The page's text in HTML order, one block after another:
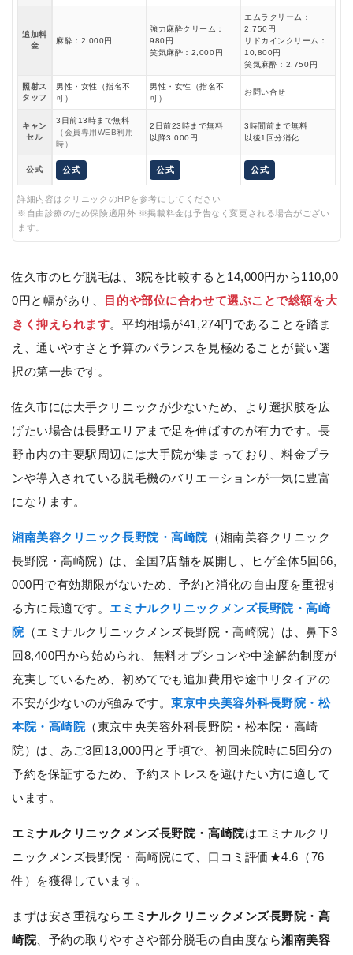
追加料
金
麻酔：2,000円
強力麻酔クリーム：
980円
笑気麻酔：2,000円
エムラクリーム：
2,750円
リドカインクリーム：
10,800円
笑気麻酔：2,750円
照射ス
タッフ
男性・女性（指名不
可）
男性・女性（指名不
可）
お問い合せ
キャン
セル
3日前13時まで無料
（会員専用WEB利用
時）
2日前23時まで無料
以降3,000円
3時間前まで無料
以後1回分消化
公式 公式 公式 公式
詳細内容はクリニックのHPを参考にしてください
※自由診療のため保険適用外 ※掲載料金は予告なく変更される場合がござい
ます。
佐久市のヒゲ脱毛は、3院を比較すると14,000円から110,00
0円と幅があり、
目的や部位に合わせて選ぶことで総額を大
きく抑えられます。平均相場が41,274円であることを踏ま
え、通いやすさと予算のバランスを見極めることが賢い選
択の第一歩です。
佐久市には大手クリニックが少ないため、より選択肢を広
げたい場合は長野エリアまで足を伸ばすのが有力です。長
野市内の主要駅周辺には大手院が集まっており、料金プラ
ンや導入されている脱毛機のバリエーションが一気に豊富
になります。
湘南美容クリニック長野院・高崎院（湘南美容クリニック
長野院・高崎院）は、全国7店舗を展開し、ヒゲ全体5回66,
000円で有効期限がないため、予約と消化の自由度を重視す
る方に最適です。 エミナルクリニックメンズ長野院・高崎
院（エミナルクリニックメンズ長野院・高崎院）は、鼻下3
回8,400円から始められ、無料オプションや中途解約制度が
充実しているため、初めてでも追加費用や途中リタイアの
不安が少ないのが強みです。東京中央美容外科長野院・松
本院・高崎院（東京中央美容外科長野院・松本院・高崎
院）は、あご3回13,000円と手頃で、初回来院時に5回分の
予約を保証するため、予約ストレスを避けたい方に適して
います。
エミナルクリニックメンズ長野院・高崎院はエミナルクリ
ニックメンズ長野院・高崎院にて、口コミ評価★4.6（76
件）を獲得しています。
まずは安さ重視なら エミナルクリニックメンズ長野院・高
崎院、予約の取りやすさや部分脱毛の自由度なら湘南美容